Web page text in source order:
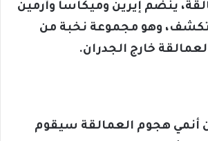
ينضم إيرين وميكاسا وأرمين
وهو مجموعة نخبة من
خارج الجدران.
أنمي هجوم العمالقة سيقوم